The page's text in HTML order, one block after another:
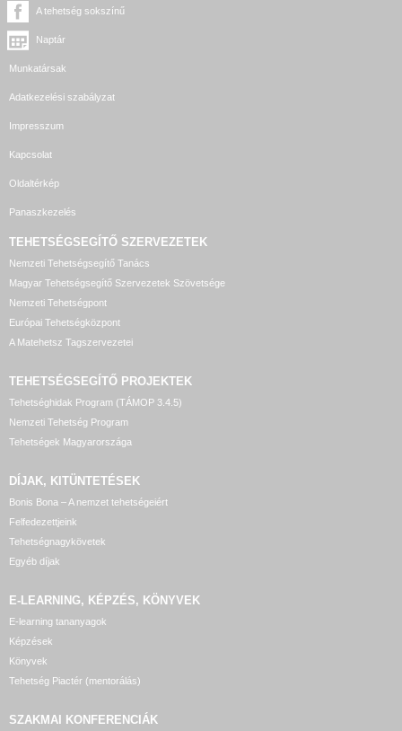
A tehetség sokszínű
Naptár
Munkatársak
Adatkezelési szabályzat
Impresszum
Kapcsolat
Oldaltérkép
Panaszkezelés
TEHETSÉGSEGÍTŐ SZERVEZETEK
Nemzeti Tehetségsegítő Tanács
Magyar Tehetségsegítő Szervezetek Szövetsége
Nemzeti Tehetségpont
Európai Tehetségközpont
A Matehetsz Tagszervezetei
TEHETSÉGSEGÍTŐ PROJEKTEK
Tehetséghidak Program (TÁMOP 3.4.5)
Nemzeti Tehetség Program
Tehetségek Magyarországa
DÍJAK, KITÜNTETÉSEK
Bonis Bona – A nemzet tehetségeiért
Felfedezettjeink
Tehetségnagykövetek
Egyéb díjak
E-LEARNING, KÉPZÉS, KÖNYVEK
E-learning tananyagok
Képzések
Könyvek
Tehetség Piactér (mentorálás)
SZAKMAI KONFERENCIÁK